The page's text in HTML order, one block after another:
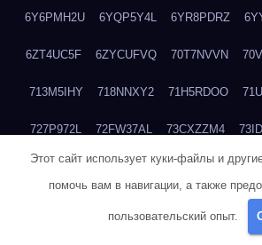
6Y6PMH2U 6YQP5Y4L 6YR8PDRZ
6ZT4UC5F 6ZYCUFVQ 70T7NVVN
713M5IHY 718NNXY2 71H5RDOO
727P972L 72FW37AL 73CXZZM4
73VKAF4E 740HGIUK 745ACL1O
Этот сайт использует куки-файлы и
помочь вам в навигации, а также
пользовательский опыт.